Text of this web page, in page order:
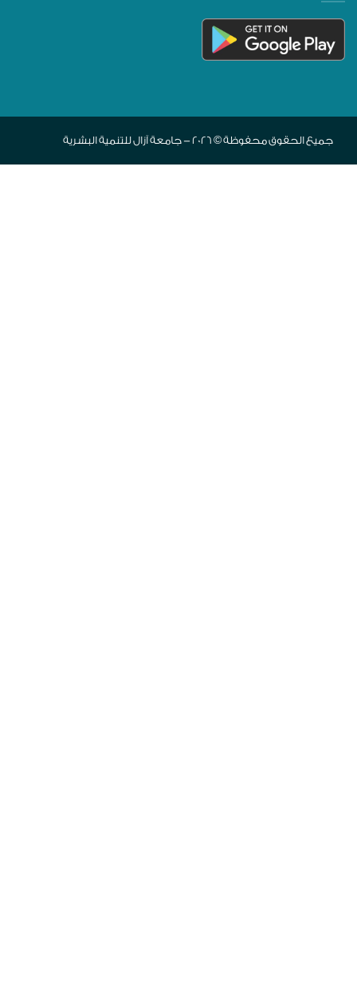
جميع الحقوق محفوظة © 2026 - جامعة آزال للتنمية البشرية